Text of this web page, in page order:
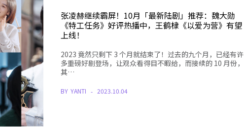
张凌赫继续霸屏！10月「最新陆剧」推荐：魏大勋
《特工任务》好评热播中，王鹤棣《以爱为营》有望
上线！
2023 竟然只剩下 3 个月就结束了！过去的九个月，已经有许
多重磅好剧登场，让观众看得目不暇给，而接续的 10 月份，
其…
BY YANTI 2023.10.04